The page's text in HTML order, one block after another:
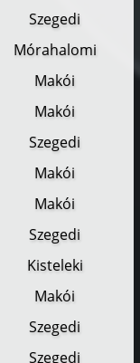
Szegedi
Mórahalomi
Makói
Makói
Szegedi
Makói
Makói
Szegedi
Kisteleki
Makói
Szegedi
Szegedi